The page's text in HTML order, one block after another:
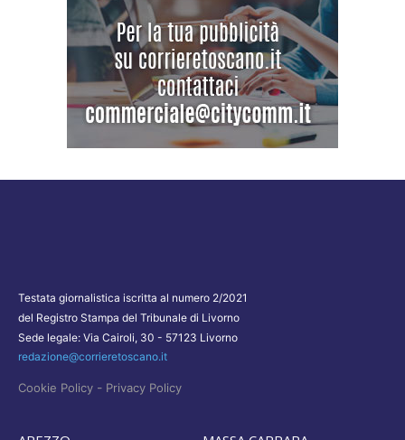
Testata giornalistica iscritta al numero 2/2021
del Registro Stampa del Tribunale di Livorno
Sede legale: Via Cairoli, 30 - 57123 Livorno
redazione@corrieretoscano.it
Cookie Policy - Privacy Policy